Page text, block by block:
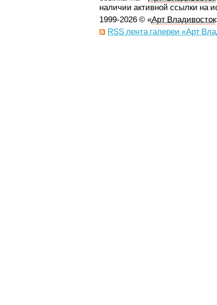
наличии активной ссылки на
1999-2026 © «Арт Владивосток
RSS лента галереи «Арт